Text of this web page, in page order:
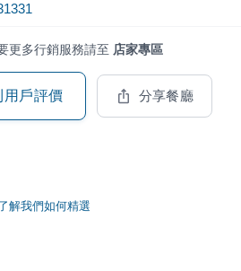
更多行銷服務請至 店家專區
用戶評價 分享餐廳
解我們如何精選